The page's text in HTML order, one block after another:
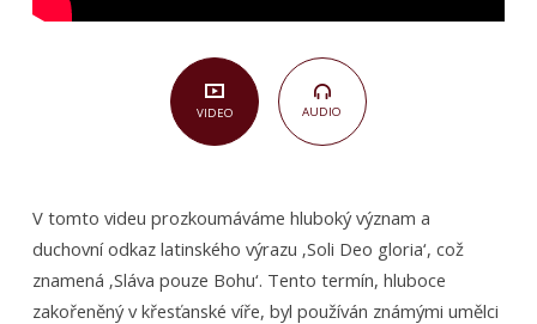
VIDEO AUDIO
V tomto videu prozkoumáváme hluboký význam a
duchovní odkaz latinského výrazu ‚Soli Deo gloria‘, což
znamená ‚Sláva pouze Bohu‘. Tento termín, hluboce
zakořeněný v křesťanské víře, byl používán známými umělci